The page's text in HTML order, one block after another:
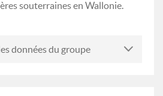
souterraines en Wallonie.
données du groupe